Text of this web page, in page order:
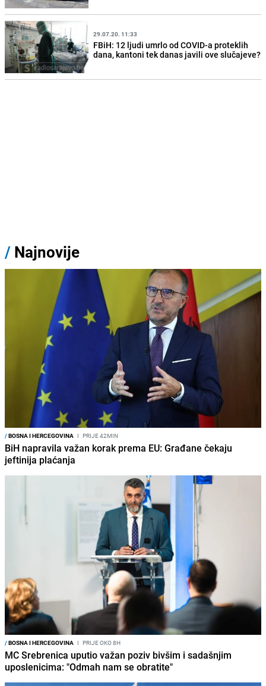
29.07.20. 11:33
FBiH: 12 ljudi umrlo od COVID-a proteklih
dana, kantoni tek danas javili ove slučajeve?
/ Najnovije
/BOSNA I HERCEGOVINA I PRIJE 42MIN
BiH napravila važan korak prema EU: Građane čekaju
jeftinija plaćanja
/BOSNA I HERCEGOVINA I PRIJE OKO 8H
MC Srebrenica uputio važan poziv bivšim i sadašnjim
uposlenicima: "Odmah nam se obratite"